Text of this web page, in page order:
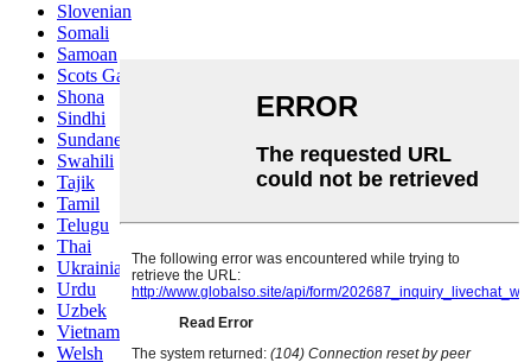
Slovenian
Somali
Samoan
Scots Gaelic
Shona
Sindhi
Sundanese
Swahili
Tajik
Tamil
Telugu
Thai
Ukrainian
Urdu
Uzbek
Vietnamese
Welsh